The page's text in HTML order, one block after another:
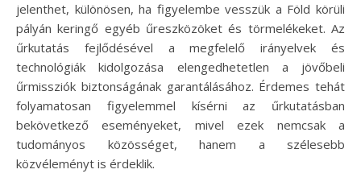
jelenthet, különösen, ha figyelembe vesszük a Föld körüli
pályán keringő egyéb űreszközöket és törmelékeket. Az
űrkutatás fejlődésével a megfelelő irányelvek és
technológiák kidolgozása elengedhetetlen a jövőbeli
űrmissziók biztonságának garantálásához. Érdemes tehát
folyamatosan figyelemmel kísérni az űrkutatásban
bekövetkező eseményeket, mivel ezek nemcsak a
tudományos közösséget, hanem a szélesebb
közvéleményt is érdeklik.